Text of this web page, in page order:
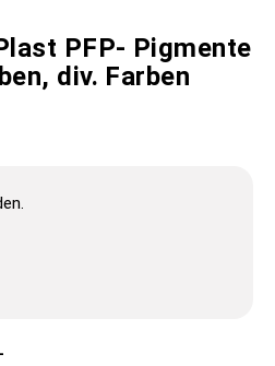
PFP- Pigmente
div. Farben